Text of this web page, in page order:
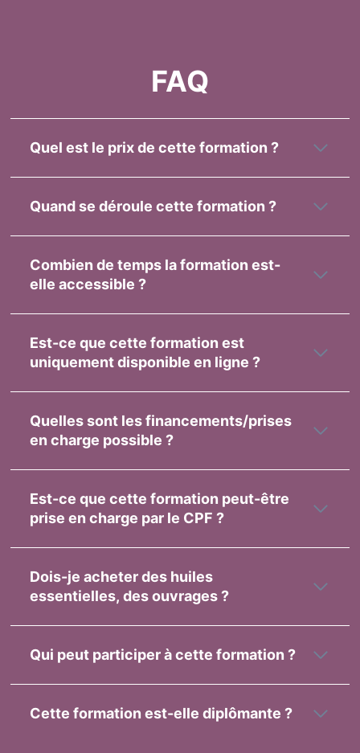
FAQ
Quel est le prix de cette formation ?
Quand se déroule cette formation ?
Combien de temps la formation est-
elle accessible ?
Est-ce que cette formation est
uniquement disponible en ligne ?
Quelles sont les financements/prises
en charge possible ?
Est-ce que cette formation peut-être
prise en charge par le CPF ?
Dois-je acheter des huiles
essentielles, des ouvrages ?
Qui peut participer à cette formation ?
Cette formation est-elle diplômante ?